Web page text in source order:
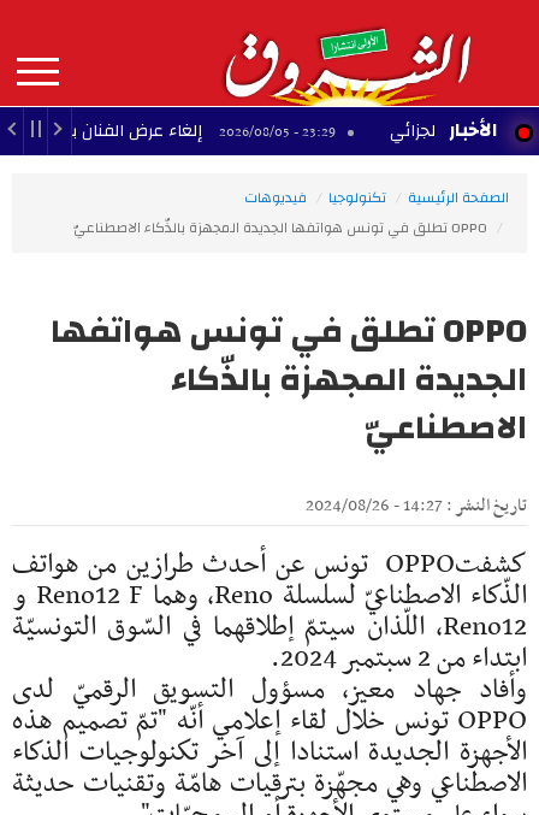
contenu
principal
MAIN
NAVIGATION الأخبار
الجزائي 23:29 - 2026/08/05 إلغاء عرض الفنان بودشار ضمن
الصفحة الرئيسية تكنولوجيا
فيديوهات
OPPO تطلق في تونس هواتفها الجديدة المجهزة بالذّكاء الاصطناعيّ
OPPO تطلق في تونس هواتفها
الجديدة المجهزة بالذّكاء
الاصطناعيّ
تاريخ النشر : 14:27 - 2024/08/26
كشفتOPPO تونس عن أحدث طرازين من هواتف
الذّكاء الاصطناعيّ لسلسلة Reno، وهما Reno12 F و
Reno12، اللّذان سيتمّ إطلاقهما في السّوق التونسيّة
ابتداء من 2 سبتمبر 2024.
وأفاد جهاد معيز، مسؤول التسويق الرقميّ لدى
OPPO تونس خلال لقاء إعلامي أنّه "تمّ تصميم هذه
الأجهزة الجديدة استنادا إلى آخر تكنولوجيات الذكاء
الاصطناعي وهي مجهّزة بترقيات هامّة وتقنيات حديثة